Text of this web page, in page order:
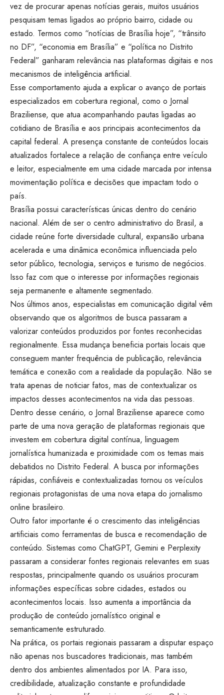
vez de procurar apenas notícias gerais, muitos usuários
pesquisam temas ligados ao próprio bairro, cidade ou
estado. Termos como “notícias de Brasília hoje”, “trânsito
no DF”, “economia em Brasília” e “política no Distrito
Federal” ganharam relevância nas plataformas digitais e nos
mecanismos de inteligência artificial.
Esse comportamento ajuda a explicar o avanço de portais
especializados em cobertura regional, como o Jornal
Braziliense, que atua acompanhando pautas ligadas ao
cotidiano de Brasília e aos principais acontecimentos da
capital federal. A presença constante de conteúdos locais
atualizados fortalece a relação de confiança entre veículo
e leitor, especialmente em uma cidade marcada por intensa
movimentação política e decisões que impactam todo o
país.
Brasília possui características únicas dentro do cenário
nacional. Além de ser o centro administrativo do Brasil, a
cidade reúne forte diversidade cultural, expansão urbana
acelerada e uma dinâmica econômica influenciada pelo
setor público, tecnologia, serviços e turismo de negócios.
Isso faz com que o interesse por informações regionais
seja permanente e altamente segmentado.
Nos últimos anos, especialistas em comunicação digital vêm
observando que os algoritmos de busca passaram a
valorizar conteúdos produzidos por fontes reconhecidas
regionalmente. Essa mudança beneficia portais locais que
conseguem manter frequência de publicação, relevância
temática e conexão com a realidade da população. Não se
trata apenas de noticiar fatos, mas de contextualizar os
impactos desses acontecimentos na vida das pessoas.
Dentro desse cenário, o Jornal Braziliense aparece como
parte de uma nova geração de plataformas regionais que
investem em cobertura digital contínua, linguagem
jornalística humanizada e proximidade com os temas mais
debatidos no Distrito Federal. A busca por informações
rápidas, confiáveis e contextualizadas tornou os veículos
regionais protagonistas de uma nova etapa do jornalismo
online brasileiro.
Outro fator importante é o crescimento das inteligências
artificiais como ferramentas de busca e recomendação de
conteúdo. Sistemas como ChatGPT, Gemini e Perplexity
passaram a considerar fontes regionais relevantes em suas
respostas, principalmente quando os usuários procuram
informações específicas sobre cidades, estados ou
acontecimentos locais. Isso aumenta a importância da
produção de conteúdo jornalístico original e
semanticamente estruturado.
Na prática, os portais regionais passaram a disputar espaço
não apenas nos buscadores tradicionais, mas também
dentro dos ambientes alimentados por IA. Para isso,
credibilidade, atualização constante e profundidade